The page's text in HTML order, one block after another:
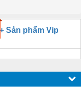
+ Sản phẩm Vip